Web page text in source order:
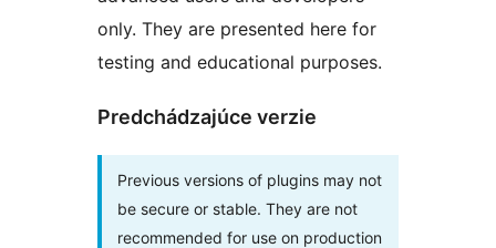
only. They are presented here for
testing and educational purposes.
Predchádzajúce verzie
Previous versions of plugins may not
be secure or stable. They are not
recommended for use on production